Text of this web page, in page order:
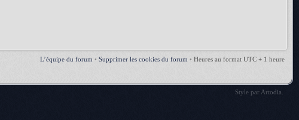
L’équipe du forum • Supprimer les cookies du forum • Heures au format UTC + 1 heure
Style par Artodia